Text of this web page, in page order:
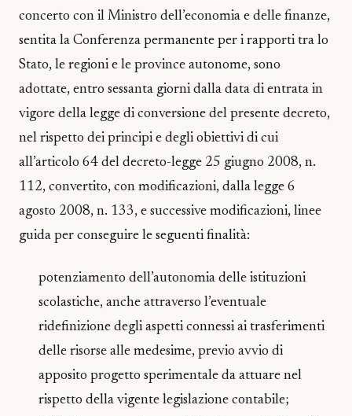
concerto con il Ministro dell’economia e delle finanze,
sentita la Conferenza permanente per i rapporti tra lo
Stato, le regioni e le province autonome, sono
adottate, entro sessanta giorni dalla data di entrata in
vigore della legge di conversione del presente decreto,
nel rispetto dei principi e degli obiettivi di cui
all’articolo 64 del decreto-legge 25 giugno 2008, n.
112, convertito, con modificazioni, dalla legge 6
agosto 2008, n. 133, e successive modificazioni, linee
guida per conseguire le seguenti finalità:
potenziamento dell’autonomia delle istituzioni
scolastiche, anche attraverso l’eventuale
ridefinizione degli aspetti connessi ai trasferimenti
delle risorse alle medesime, previo avvio di
apposito progetto sperimentale da attuare nel
rispetto della vigente legislazione contabile;